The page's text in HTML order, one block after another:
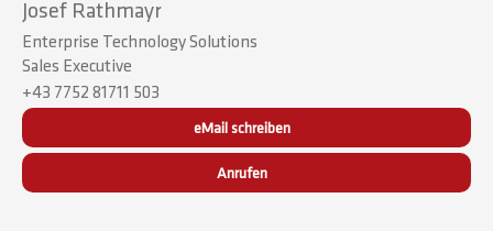
Josef Rathmayr
Enterprise Technology Solutions
Sales Executive
+43 7752 81711 503
eMail schreiben
Anrufen